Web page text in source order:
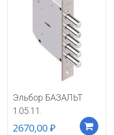
Эльбор БАЗАЛЬТ
1.05.11.
2670,00₽